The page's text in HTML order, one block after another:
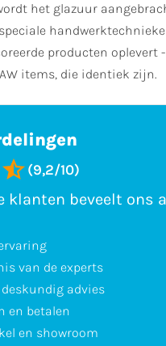
het glazuur
producten oplevert
items, die identiek zijn.
(9,2/10)
klanten beveelt ons
van de experts
advies
en betalen
en showroom